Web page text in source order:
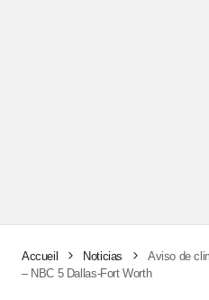
Accueil Noticias
Aviso de
– NBC 5 Dallas-Fort Worth